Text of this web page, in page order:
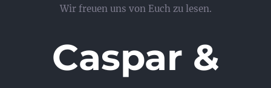
Wir freuen uns von Euch zu lesen.
Caspar &